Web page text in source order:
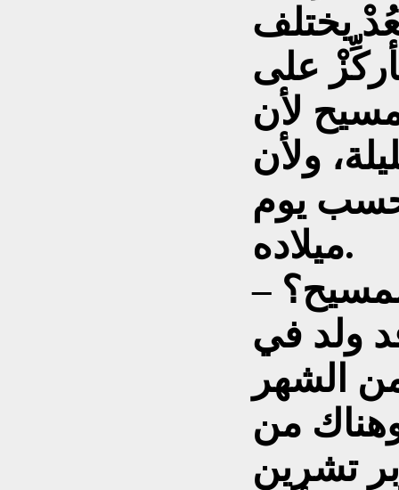
يختلف
على
لأن
ولأن
حسب يوم
ميلاده.
ولد في
الشهر
من
5 أكتوبر تشرين